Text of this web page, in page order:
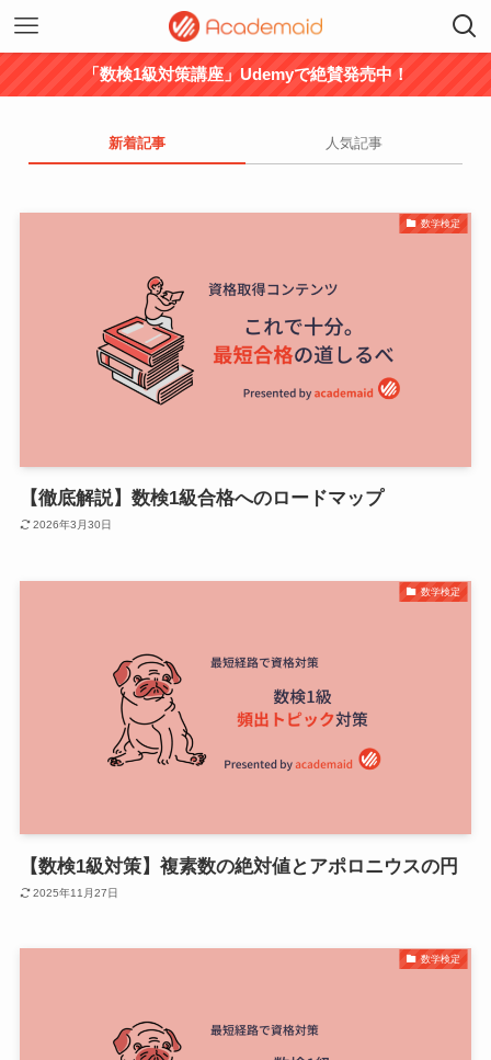
「数検1級対策講座」Udemyで絶賛発売中！
新着記事 人気記事
数学検定
【徹底解説】数検1級合格へのロードマップ
2026年3月30日
数学検定
【数検1級対策】複素数の絶対値とアポロニウスの円
2025年11月27日
数学検定